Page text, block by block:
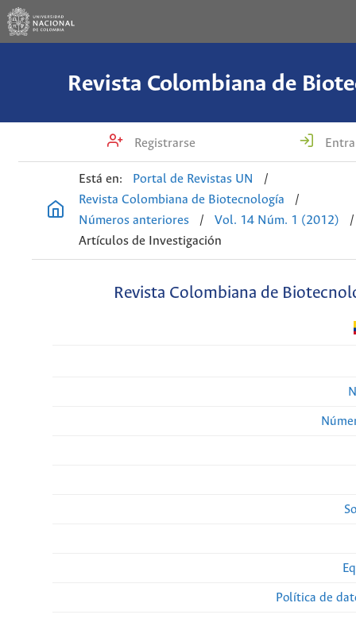
Revista Colombiana de
Registrarse
Está en: Portal de Revistas UN
/
Revista Colombiana de Biotecnología
/
Números anteriores
/ Vol. 14 Núm. 1 (2012)
/
Artículos de Investigación
Revista Colombiana de
Política de